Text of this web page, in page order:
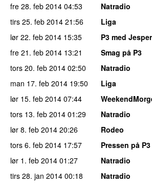
fre 28. feb 2014 04:53
Natradio
tirs 25. feb 2014 21:56
Liga
lør 22. feb 2014 15:35
P3 med
fre 21. feb 2014 13:21
Smag på P3
tors 20. feb 2014 02:50
Natradio
man 17. feb 2014 19:50
Liga
lør 15. feb 2014 07:44
tors 13. feb 2014 01:29
Natradio
lør 8. feb 2014 20:26
Rodeo
tors 6. feb 2014 17:57
Pressen på P3
lør 1. feb 2014 01:27
Natradio
tirs 28. jan 2014 00:18
Natradio